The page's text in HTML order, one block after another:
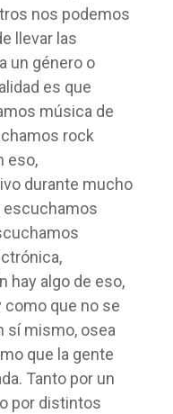
nos podemos
llevar las
un género o
es que
música de
rock
eso,
durante mucho
escuchamos
hay algo de eso,
como que no se
sí mismo, osea
que la gente
Tanto por un
por distintos